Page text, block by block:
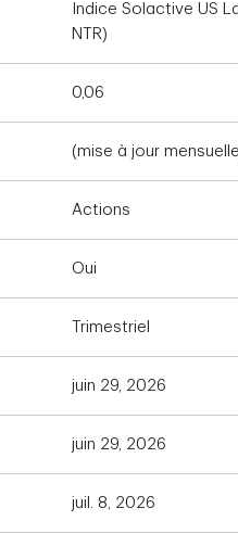
Indice Solactive US
NTR)
0,06
(mise à jour
Actions
Oui
Trimestriel
juin 29, 2026
juin 29, 2026
juil. 8, 2026